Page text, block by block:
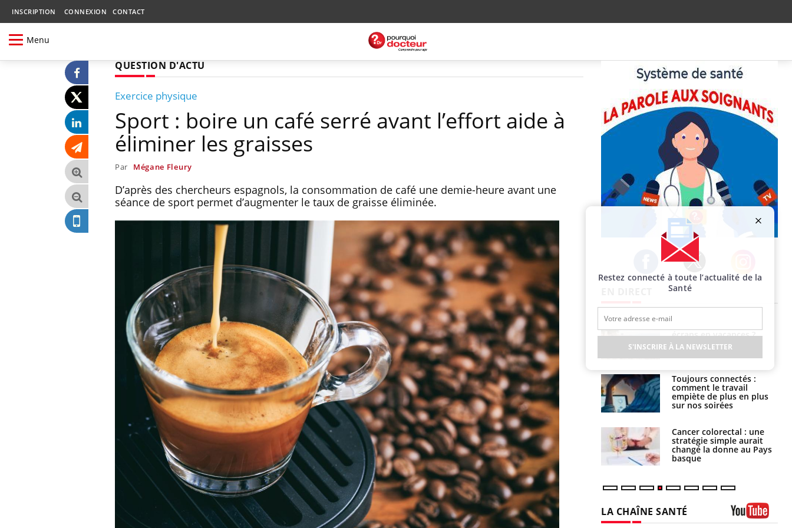
INSCRIPTION CONNEXION CONTACT
Menu
QUESTION D'ACTU
Exercice physique
Sport : boire un café serré avant l’effort aide à
éliminer les graisses
Par Mégane Fleury
D’après des chercheurs espagnols, la consommation de café une demie-heure avant une
séance de sport permet d’augmenter le taux de graisse éliminée.
Facebook Twitter Instagram
Éclipse solaire du 12 août
: “Des verres adaptés,
c'est indispensable pour
la santé des yeux”
Les troubles du sommeil
modifient votre cerveau !
Mon enfant est-il trop
sensible ou simplement
très empathique ?
Bébés, jeunes enfants :
quelle trousse à
pharmacie pour les
vacances ?
Syndrome métabolique :
quels sont les meilleurs
exercices physiques ?
Comment éviter une otite
pendant les vacances ?
Hantavirus : un cas
détecté chez un touriste
en France
Mortalité infantile : un
rapport s’interroge sur
son taux élevé en France
Grossesse à risque : ce jus
naturel attire l'attention
des chercheurs
écrans en vacances ?
Toujours connectés :
comment le travail
empiète de plus en plus
sur nos soirées
Cancer colorectal : une
stratégie simple aurait
changé la donne au Pays
basque
LA CHAÎNE SANTÉ
Restez connecté à toute l’actualité de la
Santé
S'INSCRIRE À LA NEWSLETTER